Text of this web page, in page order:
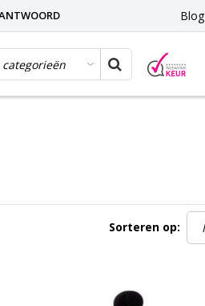
Blog
Sorteren op: